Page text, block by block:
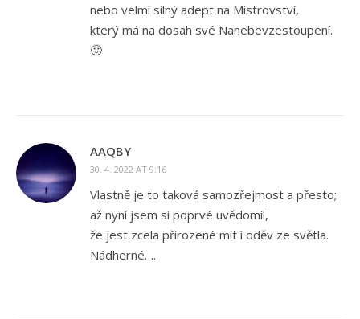
nebo velmi silný adept na Mistrovství,
který má na dosah své Nanebevzestoupení.
🙂
AAQBY
30. 4. 2022 AT 9:16
Vlastně je to taková samozřejmost a přesto;
až nyní jsem si poprvé uvědomil,
že jest zcela přirozené mít i oděv ze světla.
Nádherné….